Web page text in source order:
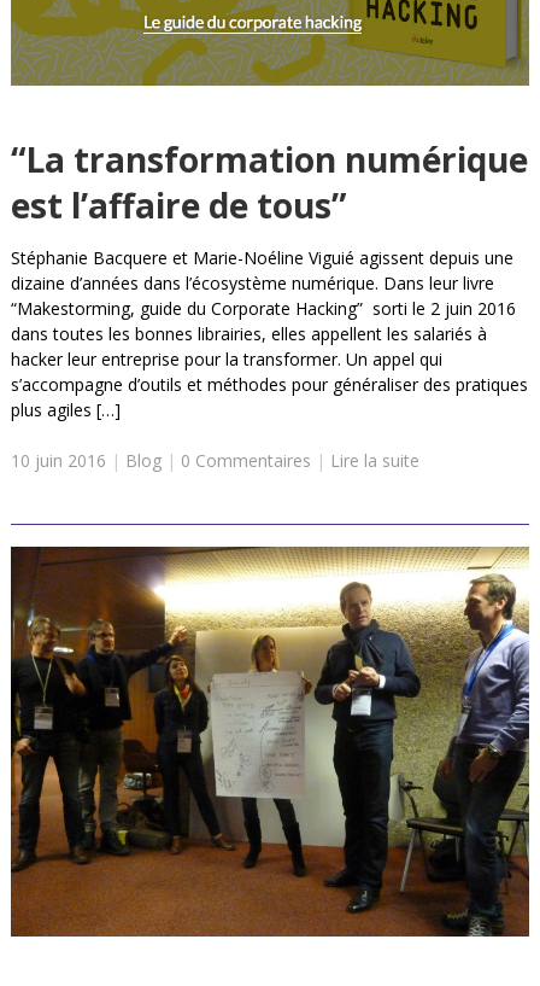
“La transformation numérique
est l’affaire de tous”
Stéphanie Bacquere et Marie-Noéline Viguié agissent depuis une
dizaine d’années dans l’écosystème numérique. Dans leur livre
“Makestorming, guide du Corporate Hacking” sorti le 2 juin 2016
dans toutes les bonnes librairies, elles appellent les salariés à
hacker leur entreprise pour la transformer. Un appel qui
s’accompagne d’outils et méthodes pour généraliser des pratiques
plus agiles […]
10 juin 2016 | Blog | 0 Commentaires | Lire la suite